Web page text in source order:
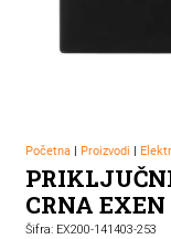
Početna| Proizvodi |
CRNA EXEN
Šifra: EX200-141403-253